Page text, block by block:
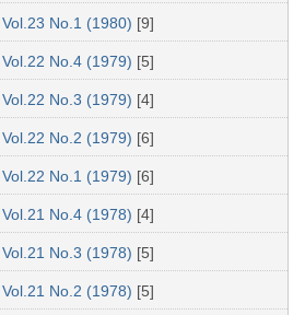
No.1 (1980) [9]
No.4 (1979) [5]
No.3 (1979) [4]
No.2 (1979) [6]
No.1 (1979) [6]
No.4 (1978) [4]
No.3 (1978) [5]
No.2 (1978) [5]